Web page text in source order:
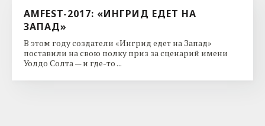
AMFEST-2017: «ИНГРИД ЕДЕТ НА
ЗАПАД»
В этом году создатели «Ингрид едет на Запад»
поставили на свою полку приз за сценарий имени
Уолдо Солта — и где-то ...